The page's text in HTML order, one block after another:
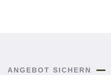
ANGEBOT SICHERN